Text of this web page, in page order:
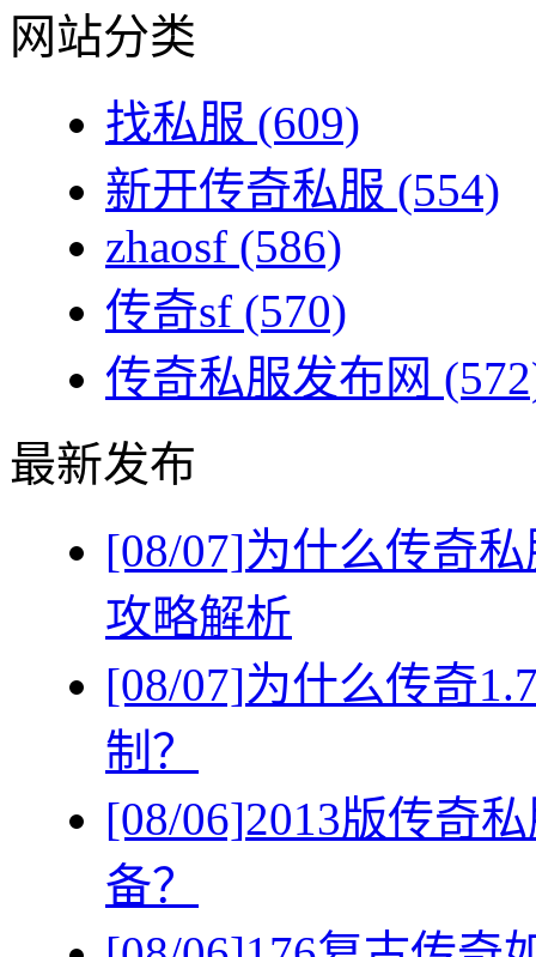
网站分类
找私服 (609)
新开传奇私服 (554)
zhaosf (586)
传奇sf (570)
传奇私服发布网
最新发布
[08/07]为什么传奇
攻略解析
[08/07]为什么传奇
制？
[08/06]2013版传奇
备？